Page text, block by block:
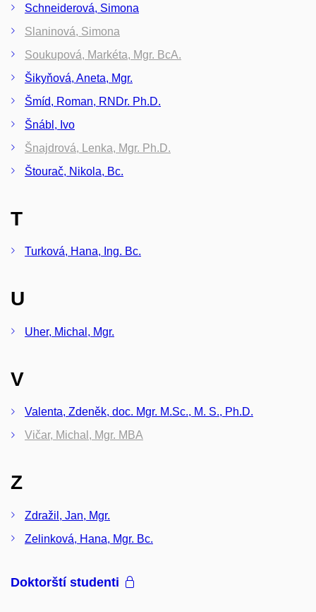
Schneiderová, Simona
Slaninová, Simona
Soukupová, Markéta, Mgr. BcA.
Šikyňová, Aneta, Mgr.
Šmíd, Roman, RNDr. Ph.D.
Šnábl, Ivo
Šnajdrová, Lenka, Mgr. Ph.D.
Štourač, Nikola, Bc.
T
Turková, Hana, Ing. Bc.
U
Uher, Michal, Mgr.
V
Valenta, Zdeněk, doc. Mgr. M.Sc., M. S., Ph.D.
Vičar, Michal, Mgr. MBA
Z
Zdražil, Jan, Mgr.
Zelinková, Hana, Mgr. Bc.
Doktorští studenti